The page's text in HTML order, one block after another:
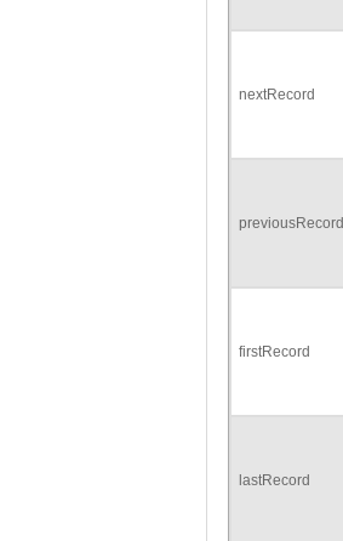
nextRecord
previousRecord
firstRecord
lastRecord